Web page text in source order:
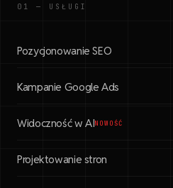
01 — USŁUGI
Pozycjonowanie SEO
Kampanie Google Ads
Widoczność w AINOWOŚĆ
Projektowanie stron